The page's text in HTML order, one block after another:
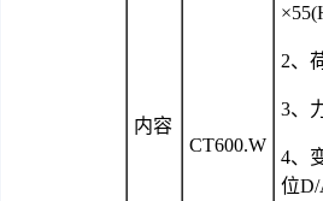
内容
CT600.W
2、
3、
4、
位D/